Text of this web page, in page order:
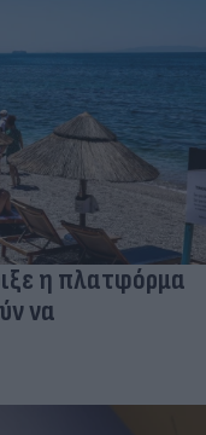
η πλατφόρμα
να